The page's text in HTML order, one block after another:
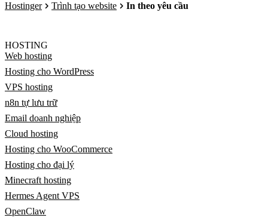
Hostinger Trình tạo website In theo yêu cầu
HOSTING
Web hosting
Hosting cho WordPress
VPS hosting
n8n tự lưu trữ
Email doanh nghiệp
Cloud hosting
Hosting cho WooCommerce
Hosting cho đại lý
Minecraft hosting
Hermes Agent VPS
OpenClaw